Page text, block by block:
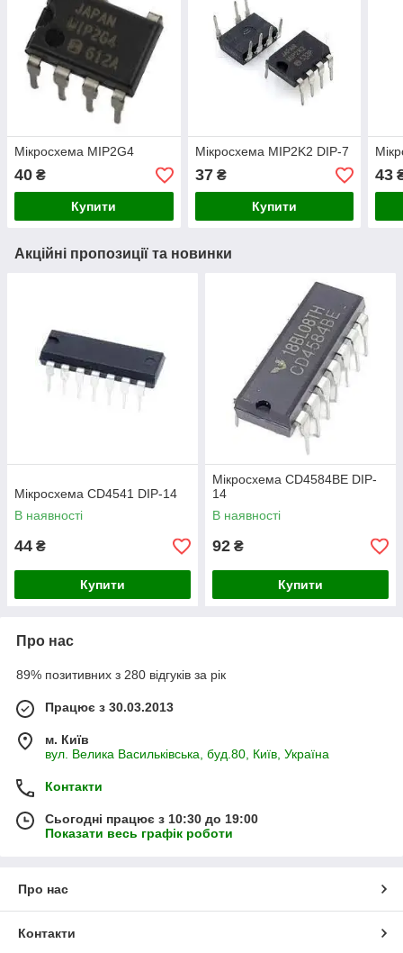
Мікросхема MIP2G4
40 ₴
Купити
Мікросхема MIP2K2 DIP-7
37₴
Купити
43
Акційні пропозиції та новинки
Мікросхема СD4541 DIP-14
В наявності
44 ₴
Купити
Мікросхема CD4584BE DIP-
14
В наявності
92 ₴
Купити
Про нас
89% позитивних з 280 відгуків за рік
Працює з 30.03.2013
м. Київ
вул. Велика Васильківська, буд.80, Київ, Україна
Контакти
Сьогодні працює з 10:30 до 19:00
Показати весь графік роботи
Про нас
Контакти